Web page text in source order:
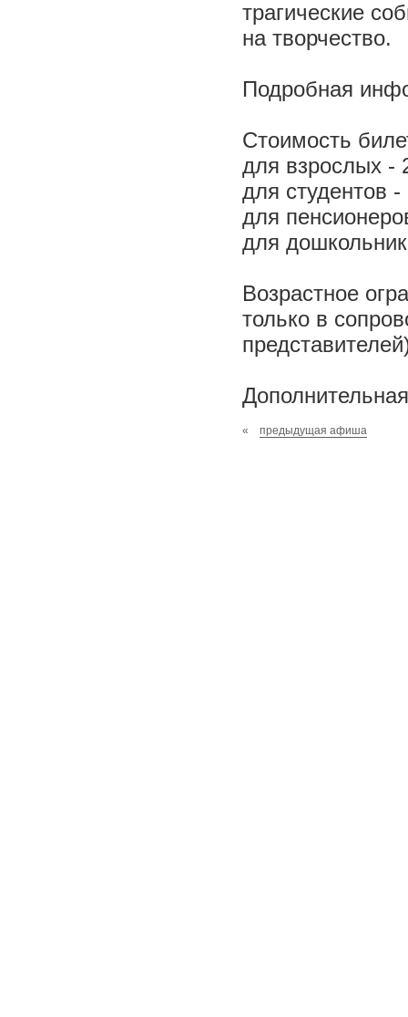
трагические
на творчество.
Подробная
Стоимость
для взрослых -
для студентов
для
для
Возрастное
только в
« предыдущая афиша